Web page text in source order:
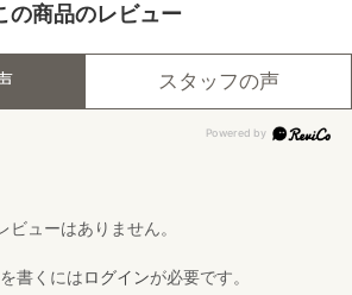
の商品のレビュー
スタッフの声
ビューはありません。
書くにはログインが必要です。